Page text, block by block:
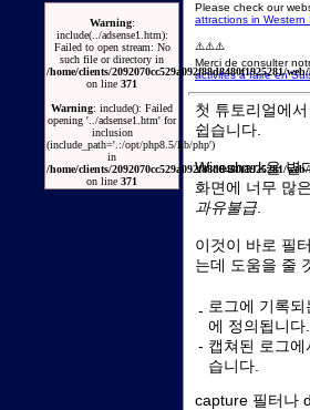
Warning:
include(../adsense1.htm):
Failed to open stream: No
such file or directory in
/home/clients/2092070cc529a092f88d8480f1925281/
on line 371
Warning: include(): Failed
opening '../adsense1.htm' for
inclusion
(include_path='.:/opt/php8.5/lib/php')
in
/home/clients/2092070cc529a092f88d8480f1925281/
on line 371
Please check our
attractions in Western
⚠️⚠️⚠️
Merci de consulter
activités à faire en
첫 튜토리얼에
쉽습니다.
Wireshark을 별
화면에 너무 많
과유불급.
이것이 바로 필
는데 도움을 줄
-
-
로그에 기록
에 정의됩니다.
캡쳐된 로그
습니다.
capture 필터나